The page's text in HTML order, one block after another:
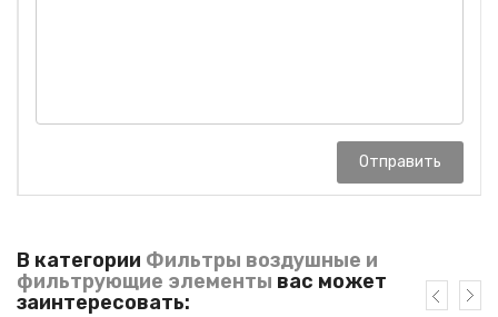
Отправить
В категории Фильтры воздушные и
фильтрующие элементы вас может
заинтересовать: